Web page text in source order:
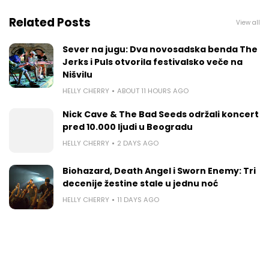
Related Posts View all
Sever na jugu: Dva novosadska benda The
Jerks i Puls otvorila festivalsko veče na
Nišvilu
HELLY CHERRY ABOUT 11 HOURS AGO
Nick Cave & The Bad Seeds održali koncert
pred 10.000 ljudi u Beogradu
HELLY CHERRY 2 DAYS AGO
Biohazard, Death Angel i Sworn Enemy: Tri
decenije žestine stale u jednu noć
HELLY CHERRY 11 DAYS AGO